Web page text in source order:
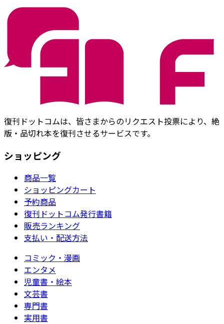
復刊ドットコムは、皆さまからのリクエスト投票により、絶
版・品切れ本を復刊させるサービスです。
ショッピング
商品一覧
ショッピングカート
予約商品
復刊ドットコム発行書籍
販売ランキング
支払い・配送方法
コミック・漫画
エンタメ
児童書・絵本
文芸書
専門書
実用書